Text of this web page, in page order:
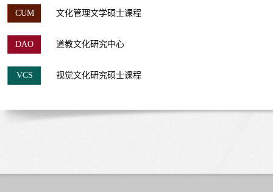
CUM 文化管理文学硕士课程
DAO 道教文化研究中心
VCS 视觉文化研究硕士课程